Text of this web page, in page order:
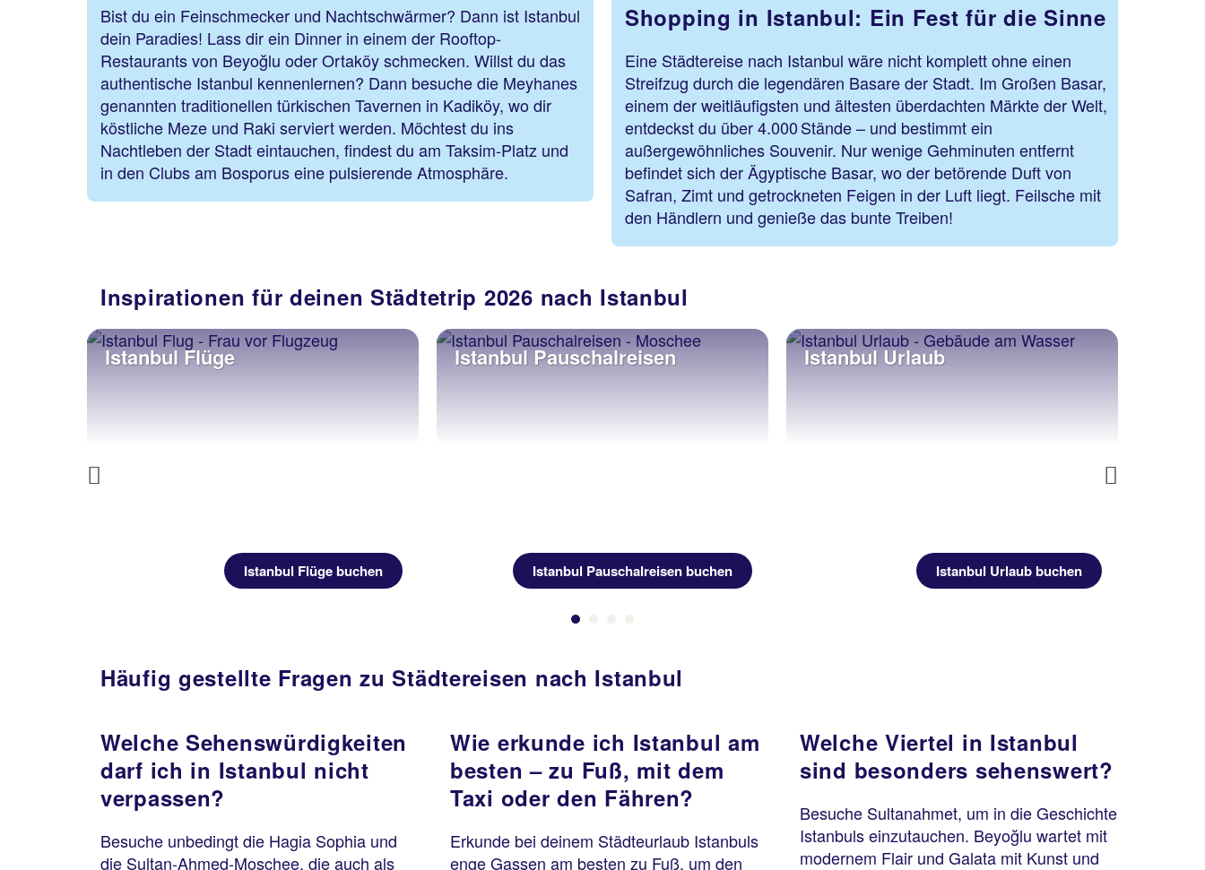
Bist du ein Feinschmecker und Nachtschwärmer? Dann ist Istanbul
dein Paradies! Lass dir ein Dinner in einem der Rooftop-
Restaurants von Beyoğlu oder Ortaköy schmecken. Willst du das
authentische Istanbul kennenlernen? Dann besuche die Meyhanes
genannten traditionellen türkischen Tavernen in Kadiköy, wo dir
köstliche Meze und Raki serviert werden. Möchtest du ins
Nachtleben der Stadt eintauchen, findest du am Taksim-Platz und
in den Clubs am Bosporus eine pulsierende Atmosphäre.
Shopping in Istanbul: Ein Fest für die Sinne
Eine Städtereise nach Istanbul wäre nicht komplett ohne einen
Streifzug durch die legendären Basare der Stadt. Im Großen Basar,
einem der weitläufigsten und ältesten überdachten Märkte der Welt,
entdeckst du über 4.000 Stände – und bestimmt ein
außergewöhnliches Souvenir. Nur wenige Gehminuten entfernt
befindet sich der Ägyptische Basar, wo der betörende Duft von
Safran, Zimt und getrockneten Feigen in der Luft liegt. Feilsche mit
den Händlern und genieße das bunte Treiben!
Inspirationen für deinen Städtetrip 2026 nach Istanbul
Previous
Istanbul Flüge
Istanbul Flüge buchen
Istanbul Pauschalreisen
Istanbul Pauschalreisen buchen
Istanbul Urlaub
Istanbul Urlaub buchen
Häufig gestellte Fragen zu Städtereisen nach Istanbul
Welche Sehenswürdigkeiten
darf ich in Istanbul nicht
verpassen?
Besuche unbedingt die Hagia Sophia und
die Sultan-Ahmed-Moschee, die auch als
Wie erkunde ich Istanbul am
besten – zu Fuß, mit dem
Taxi oder den Fähren?
Erkunde bei deinem Städteurlaub Istanbuls
enge Gassen am besten zu Fuß, um den
Welche Viertel in Istanbul
sind besonders sehenswert?
Besuche Sultanahmet, um in die Geschichte
Istanbuls einzutauchen. Beyoğlu wartet mit
modernem Flair und Galata mit Kunst und